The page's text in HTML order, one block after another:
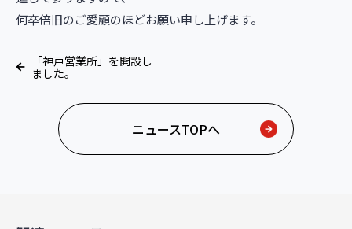
何卒倍旧のご愛顧のほどお願い申し上げます。
「神戸営業所」を開設し
ました。
ニュースTOPへ